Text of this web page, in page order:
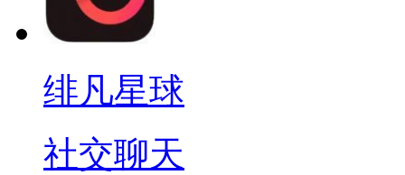
绯凡星球
社交聊天